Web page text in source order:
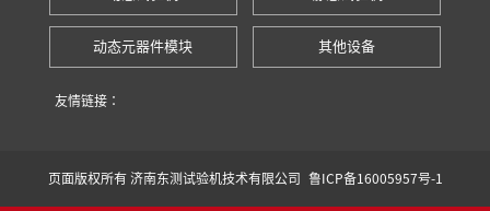
动态元器件模块 其他设备
友情链接：
页面版权所有 济南东测试验机技术有限公司 鲁ICP备16005957号-1